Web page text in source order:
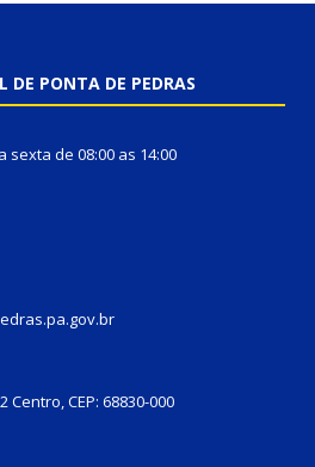
DE PONTA DE PEDRAS
de 08:00 as 14:00
Centro, CEP: 68830-000